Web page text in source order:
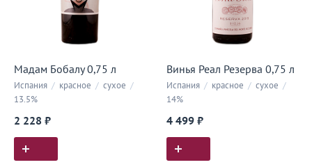
Мадам Бобалу 0,75 л
Испания / красное / сухое /
13.5%
2 228 ₽
Винья Реал Резерва 0,75 л
Испания / красное / сухое /
14%
4 499 ₽